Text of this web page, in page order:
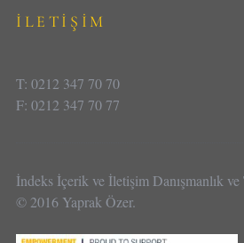
İLETİŞİM
T: 0212 347 70 70
F: 0212 347 70 77
İndeks İçerik ve İletişim Danışmanlık
© 2016 Yaprak Özer.